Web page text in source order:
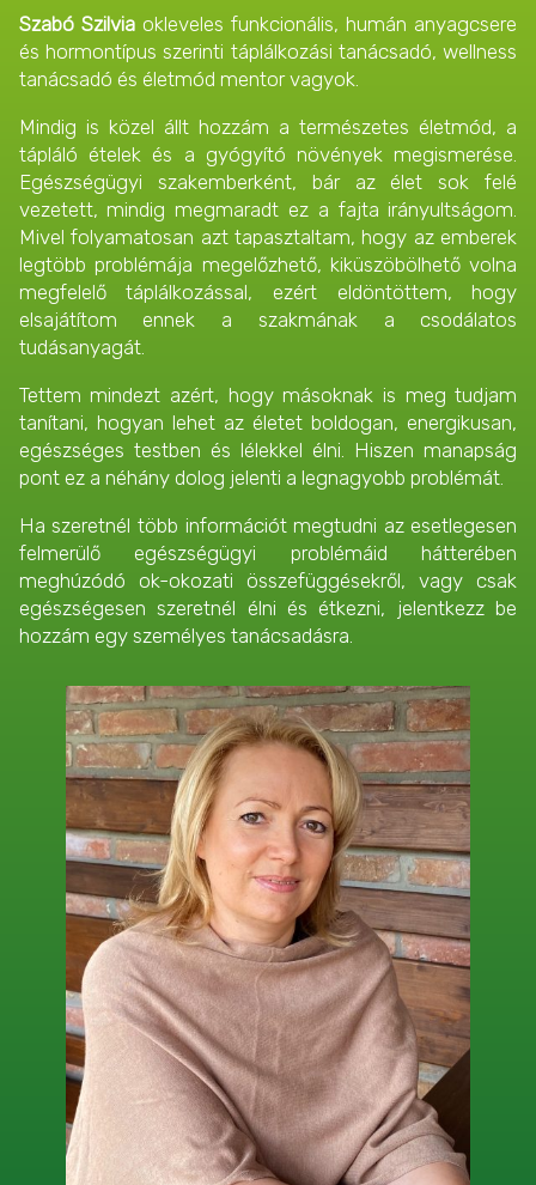
Szabó Szilviaokleveles funkcionális, humán anyagcsere
és hormontípus szerinti táplálkozási tanácsadó, wellness
tanácsadó és életmód mentor vagyok.
Mindig is közel állt hozzám a természetes életmód, a
tápláló ételek és a gyógyító növények megismerése.
Egészségügyi szakemberként, bár az élet sok felé
vezetett, mindig megmaradt ez a fajta irányultságom.
Mivel folyamatosan azt tapasztaltam, hogy az emberek
legtöbb problémája megelőzhető, kiküszöbölhető volna
megfelelő táplálkozással, ezért eldöntöttem, hogy
elsajátítom ennek a szakmának a csodálatos
tudásanyagát.
Tettem mindezt azért, hogy másoknak is meg tudjam
tanítani, hogyan lehet az életet boldogan, energikusan,
egészséges testben és lélekkel élni. Hiszen manapság
pont ez a néhány dolog jelenti a legnagyobb problémát.
Ha szeretnél több információt megtudni az esetlegesen
felmerülő egészségügyi problémáid hátterében
meghúzódó ok-okozati összefüggésekről, vagy csak
egészségesen szeretnél élni és étkezni, jelentkezz be
hozzám egy személyes tanácsadásra.